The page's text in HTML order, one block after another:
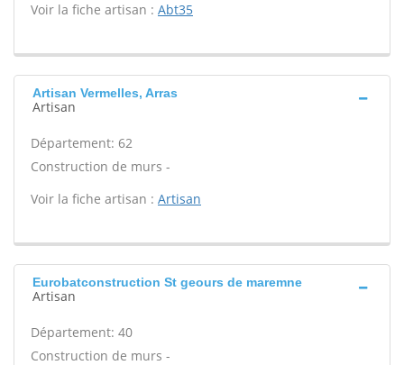
Voir la fiche artisan : Abt35
Artisan Vermelles, Arras
Artisan
Département: 62
Construction de murs -
Voir la fiche artisan : Artisan
Eurobatconstruction St geours de maremne
Artisan
Département: 40
Construction de murs -